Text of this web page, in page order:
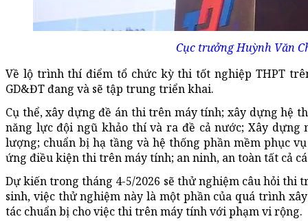
Cục trưởng Huỳnh Văn
Về lộ trình thí điểm tổ chức kỳ thi tốt nghiệp THPT
GD&ĐT đang và sẽ tập trung triển khai.
Cụ thể, xây dựng đề án thi trên máy tính; xây dựng hệ
năng lực đội ngũ khảo thí và ra đề cả nước; Xây dựng
lượng; chuẩn bị hạ tầng và hệ thống phần mềm phục
ứng điều kiện thi trên máy tính; an ninh, an toàn tất cả
Dự kiến trong tháng 4-5/2026 sẽ thử nghiệm câu hỏi thi
sinh, việc thử nghiệm này là một phần của quá trình
tác chuẩn bị cho việc thi trên máy tính với phạm vi rộng.